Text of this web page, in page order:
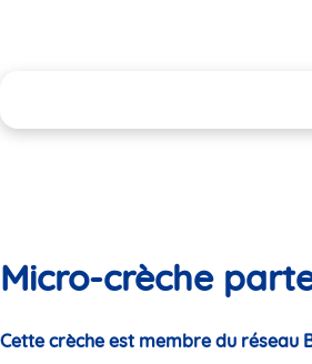
Micro-crèche
Cette crèche est membre du réseau